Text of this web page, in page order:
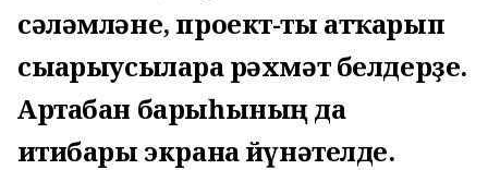
сәләмләне, проект-ты атҡарып
сығарыусыларға рәхмәт белдерҙе.
Артабан барыһының да
иғтибары экранға йүнәтелде.